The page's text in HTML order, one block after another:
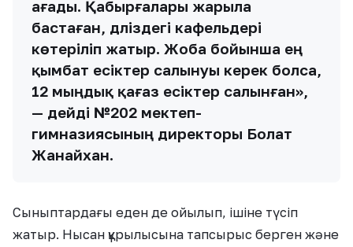
ағады. Қабырғалары жарыла
бастаған, дәліздегі кафельдері
көтеріліп жатыр. Жоба бойынша ең
қымбат есіктер салынуы керек болса,
12 мыңдық қағаз есіктер салынған»,
— дейді №202 мектеп-
гимназиясының директоры Болат
Жанайхан.
Сыныптардағы еден де ойылып, ішіне түсіп
жатыр. Нысан құрылысына тапсырыс берген және